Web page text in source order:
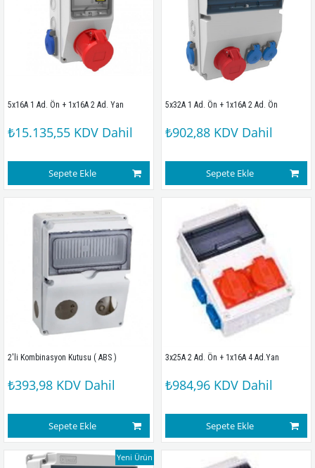
5x16A 1 Ad. Ön + 1x16A 2 Ad. Yan
₺15.135,55 KDV Dahil
Sepete Ekle
5x32A 1 Ad. Ön + 1x16A 2 Ad. Ön
₺902,88 KDV Dahil
Sepete Ekle
2'li Kombinasyon Kutusu ( ABS )
₺393,98 KDV Dahil
Sepete Ekle
3x25A 2 Ad. Ön + 1x16A 4 Ad.Yan
₺984,96 KDV Dahil
Sepete Ekle
Yeni Ürün